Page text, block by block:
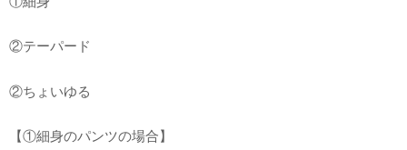
②テーパード
②ちょいゆる
【①細身のパンツの場合】